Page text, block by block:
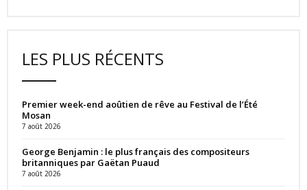
LES PLUS RÉCENTS
Premier week-end aoûtien de rêve au Festival de l’Été
Mosan
7 août 2026
George Benjamin : le plus français des compositeurs
britanniques par Gaëtan Puaud
7 août 2026